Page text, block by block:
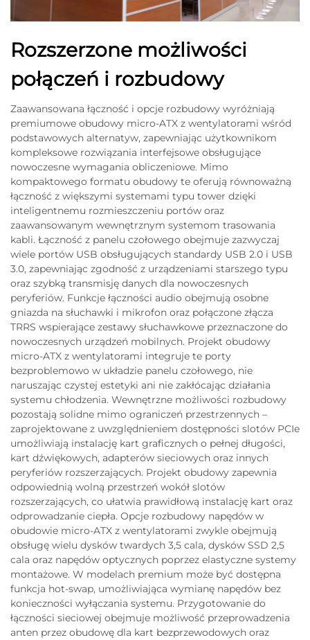
Rozszerzone możliwości
połączeń i rozbudowy
Zaawansowana łączność i opcje rozbudowy wyróżniają
premiumowe obudowy micro-ATX z wentylatorami wśród
podstawowych alternatyw, zapewniając użytkownikom
kompleksowe rozwiązania interfejsowe obsługujące
nowoczesne wymagania obliczeniowe. Mimo
kompaktowego formatu obudowy te oferują równoważną
łączność z większymi systemami typu tower dzięki
inteligentnemu rozmieszczeniu portów oraz
zaawansowanym wewnętrznym systemom trasowania
kabli. Łączność z panelu czołowego obejmuje zazwyczaj
wiele portów USB obsługujących standardy USB 2.0 i USB
3.0, zapewniając zgodność z urządzeniami starszego typu
oraz szybką transmisję danych dla nowoczesnych
peryferiów. Funkcje łączności audio obejmują osobne
gniazda na słuchawki i mikrofon oraz połączone złącza
TRRS wspierające zestawy słuchawkowe przeznaczone do
nowoczesnych urządzeń mobilnych. Projekt obudowy
micro-ATX z wentylatorami integruje te porty
bezproblemowo w układzie panelu czołowego, nie
naruszając czystej estetyki ani nie zakłócając działania
systemu chłodzenia. Wewnętrzne możliwości rozbudowy
pozostają solidne mimo ograniczeń przestrzennych –
zaprojektowane z uwzględnieniem dostępności slotów PCIe
umożliwiają instalację kart graficznych o pełnej długości,
kart dźwiękowych, adapterów sieciowych oraz innych
peryferiów rozszerzających. Projekt obudowy zapewnia
odpowiednią wolną przestrzeń wokół slotów
rozszerzających, co ułatwia prawidłową instalację kart oraz
odprowadzanie ciepła. Opcje rozbudowy napędów w
obudowie micro-ATX z wentylatorami zwykle obejmują
obsługę wielu dysków twardych 3,5 cala, dysków SSD 2,5
cala oraz napędów optycznych poprzez elastyczne systemy
montażowe. W modelach premium może być dostępna
funkcja hot-swap, umożliwiająca wymianę napędów bez
konieczności wyłączania systemu. Przygotowanie do
łączności sieciowej obejmuje możliwość przeprowadzenia
anten przez obudowę dla kart bezprzewodowych oraz